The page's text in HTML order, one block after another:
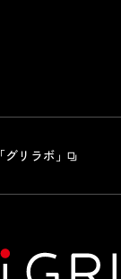
「グリラボ」